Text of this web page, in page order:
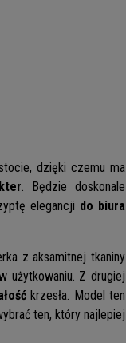
dzięki czemu ma
. Będzie doskonale
elegancji do biura
z aksamitnej tkaniny
użytkowaniu. Z drugiej
krzesła. Model ten
ten, który najlepiej